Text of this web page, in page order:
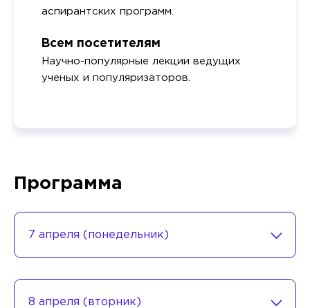
аспирантских программ.
Всем посетителям
Научно-популярные лекции ведущих
ученых и популяризаторов.
Программа
7 апреля (понедельник)
8 апреля (вторник)